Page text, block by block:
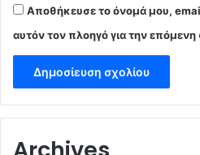
Αποθήκευσε το όνομά μου,
αυτόν τον πλοηγό για την